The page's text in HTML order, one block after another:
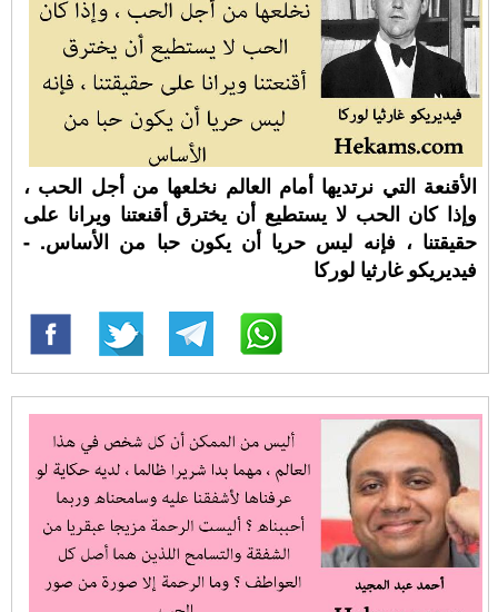
الأقنعة التي نرتديها أمام العالم نخلعها من أجل الحب ،
وإذا كان الحب لا يستطيع أن يخترق أقنعتنا ويرانا على
حقيقتنا ، فإنه ليس حريا أن يكون حبا من الأساس. -
فيديريكو غارثيا لوركا